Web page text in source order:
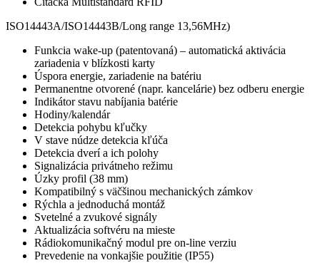
ISO14443A/ISO14443B/Long range 13,56MHz)
Funkcia wake-up (patentovaná) – automatická aktivácia
zariadenia v blízkosti karty
Úspora energie, zariadenie na batériu
Permanentne otvorené (napr. kancelárie) bez odberu energie
Indikátor stavu nabíjania batérie
Hodiny/kalendár
Detekcia pohybu kľučky
V stave núdze detekcia kľúča
Detekcia dverí a ich polohy
Signalizácia privátneho režimu
Úzky profil (38 mm)
Kompatibilný s väčšinou mechanických zámkov
Rýchla a jednoduchá montáž
Svetelné a zvukové signály
Aktualizácia softvéru na mieste
Rádiokomunikačný modul pre on-line verziu
Prevedenie na vonkajšie použitie (IP55)